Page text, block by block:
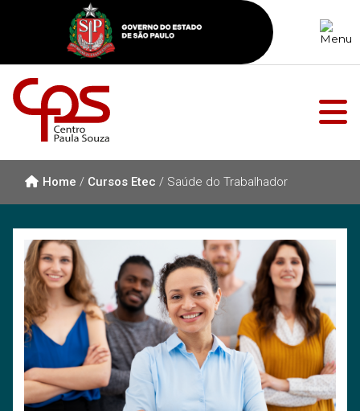
Home / Cursos Etec / Saúde do Trabalhador